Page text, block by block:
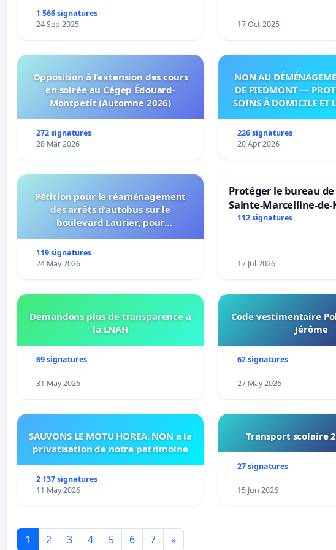
1 566 signatures
24 Sep 2025
17 Oct 2025
Opposition à l’extension des cours
en soirée au Cégep Édouard-
Montpetit (Automne 2026)
272 signatures
28 Mar 2026
NON AU
DE PIEDMONT —
SOINS À DOMICILE ET
226 signatures
20 Apr 2026
Pétition pour le réaménagement
des arrêts d’autobus sur le
boulevard Laurier, pour
connexion 805-802 à établir
119 signatures
24 May 2026
Protéger le bureau
Sainte-Marcelline-de-
112 signatures
17 Jul 2026
Demandons plus de transparence a
la LNAH
69 signatures
31 May 2026
Code vestimentaire
Jérôme
62 signatures
27 May 2026
SAUVONS LE MOTU HOREA: NON a la
privatisation de notre patrimoine
2 137 signatures
11 May 2026
Transport scolaire
27 signatures
15 Jun 2026
1 2 3 4 5 6 7 »